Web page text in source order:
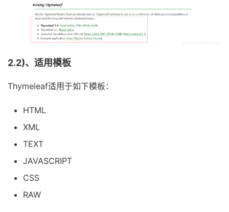
2.2)、适用模板
Thymeleaf适用于如下模板：
HTML
XML
TEXT
JAVASCRIPT
CSS
RAW